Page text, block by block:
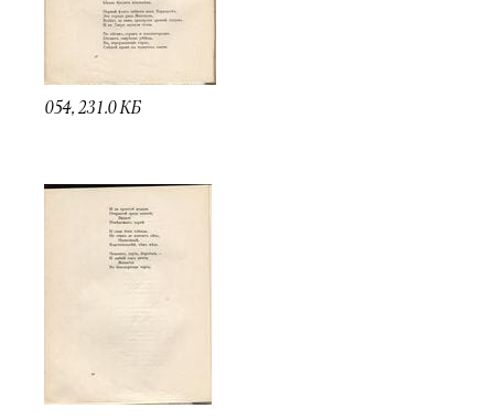
054, 231.0 КБ